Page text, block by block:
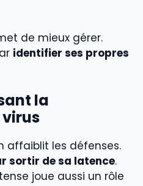
de mieux gérer.
identifier ses propres
la
affaiblit les défenses.
sortir de sa latence.
joue aussi un rôle